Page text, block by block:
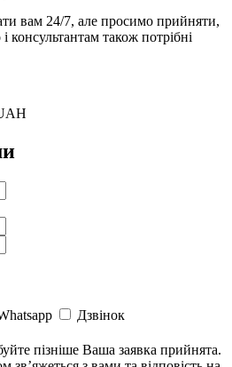
вам 24/7, але просимо прийняти,
також потрібні
Дзвінок
пізніше Ваша заявка прийнята.